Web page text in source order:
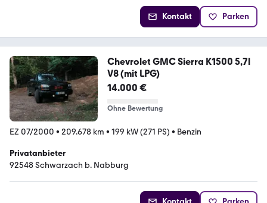
Kontakt Parken
Chevrolet GMC Sierra K1500 5,7l
V8 (mit LPG)
14.000 €
Ohne Bewertung
EZ 07/2000 • 209.678 km • 199 kW (271 PS) • Benzin
Privatanbieter
92548 Schwarzach b. Nabburg